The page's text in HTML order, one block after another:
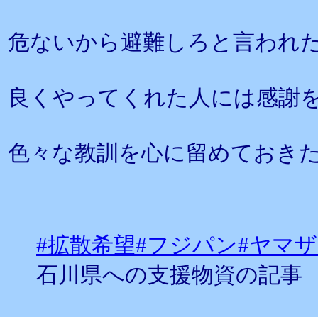
危ないから避難しろと言われ
良くやってくれた人には感謝
色々な教訓を心に留めておき
#拡散希望#フジパン#ヤマ
石川県への支援物資の記事